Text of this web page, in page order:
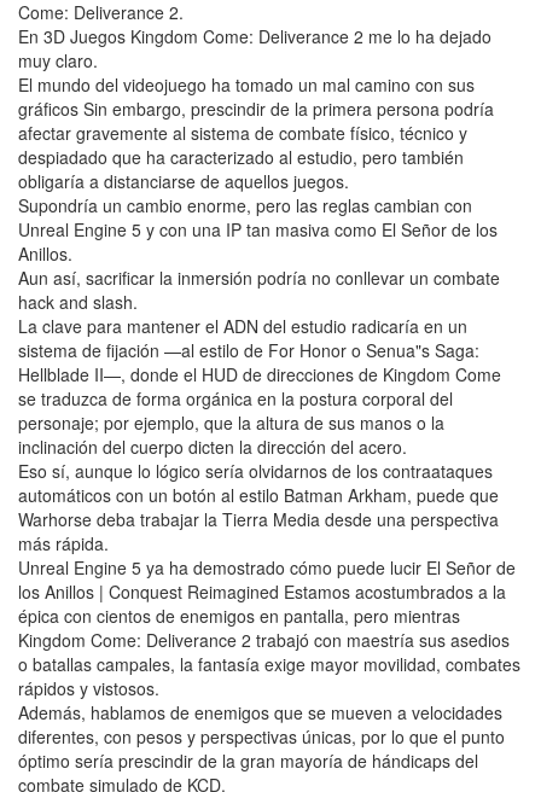
Come: Deliverance 2.
En 3D Juegos Kingdom Come: Deliverance 2 me lo ha dejado
muy claro.
El mundo del videojuego ha tomado un mal camino con sus
gráficos Sin embargo, prescindir de la primera persona podría
afectar gravemente al sistema de combate físico, técnico y
despiadado que ha caracterizado al estudio, pero también
obligaría a distanciarse de aquellos juegos.
Supondría un cambio enorme, pero las reglas cambian con
Unreal Engine 5 y con una IP tan masiva como El Señor de los
Anillos.
Aun así, sacrificar la inmersión podría no conllevar un combate
hack and slash.
La clave para mantener el ADN del estudio radicaría en un
sistema de fijación —al estilo de For Honor o Senua"s Saga:
Hellblade II—, donde el HUD de direcciones de Kingdom Come
se traduzca de forma orgánica en la postura corporal del
personaje; por ejemplo, que la altura de sus manos o la
inclinación del cuerpo dicten la dirección del acero.
Eso sí, aunque lo lógico sería olvidarnos de los contraataques
automáticos con un botón al estilo Batman Arkham, puede que
Warhorse deba trabajar la Tierra Media desde una perspectiva
más rápida.
Unreal Engine 5 ya ha demostrado cómo puede lucir El Señor de
los Anillos | Conquest Reimagined Estamos acostumbrados a la
épica con cientos de enemigos en pantalla, pero mientras
Kingdom Come: Deliverance 2 trabajó con maestría sus asedios
o batallas campales, la fantasía exige mayor movilidad, combates
rápidos y vistosos.
Además, hablamos de enemigos que se mueven a velocidades
diferentes, con pesos y perspectivas únicas, por lo que el punto
óptimo sería prescindir de la gran mayoría de hándicaps del
combate simulado de KCD.